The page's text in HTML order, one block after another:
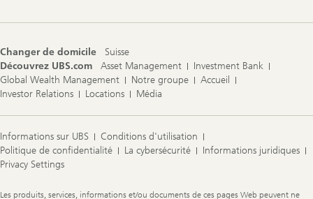
Changer de domicile
Suisse
Découvrez UBS.com
Asset Management
Investment Bank
Global Wealth Management
Notre groupe
Accueil
Investor Relations
Locations Média
Informations sur UBS
Conditions d'utilisation
Politique de confidentialité
La cybersécurité
Informations juridiques
Privacy Settings
Legal
Les produits, services, informations et/ou documents de ces pages Web peuvent ne